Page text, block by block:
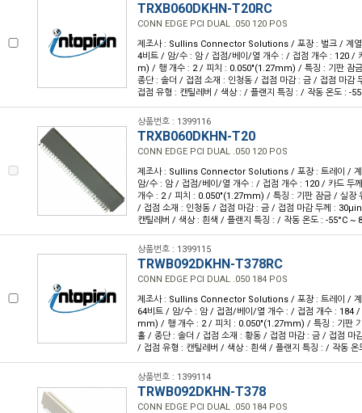
TRXB060DKHN-T20RC
CONN EDGE PCI DUAL .050 120 POS
제조사 : Sullins Connector Solutions / 포장 : 벌크 / 계열
4비트 / 암/수 : 암 / 접점/베이/열 개수 : / 접점 개수 : 120 /
m) / 행 개수 : 2 / 피치 : 0.050"(1.27mm) / 특징 : 기판 잠
종단 : 솔더 / 접점 소재 : 인청동 / 접점 마감 : 금 / 접점 마
접점 유형 : 캔틸레버 / 색상 : / 플랜지 특징 : / 작동 온도 : -
상품번호 : 1399116
TRXB060DKHN-T20
CONN EDGE PCI DUAL .050 120 POS
제조사 : Sullins Connector Solutions / 포장 : 트레이 /
암/수 : 암 / 접점/베이/열 개수 : / 접점 개수 : 120 / 카드
개수 : 2 / 피치 : 0.050"(1.27mm) / 특징 : 기판 잠금 / 실장
/ 접점 소재 : 인청동 / 접점 마감 : 금 / 접점 마감 두께 :
캔틸레버 / 색상 : 흰색 / 플랜지 특징 : / 작동 온도 : -55°C ~
상품번호 : 1399115
TRWB092DKHN-T378RC
CONN EDGE PCI DUAL .050 184 POS
제조사 : Sullins Connector Solutions / 포장 : 트레이 / 계
64비트 / 암/수 : 암 / 접점/베이/열 개수 : / 접점 개수 : 184
mm) / 행 개수 : 2 / 피치 : 0.050"(1.27mm) / 특징 : 기판
홀 / 종단 : 솔더 / 접점 소재 : 황동 / 접점 마감 : 금 / 접점
/ 접점 유형 : 캔틸레버 / 색상 : 흰색 / 플랜지 특징 : / 작동 온
상품번호 : 1399114
TRWB092DKHN-T378
CONN EDGE PCI DUAL .050 184 POS